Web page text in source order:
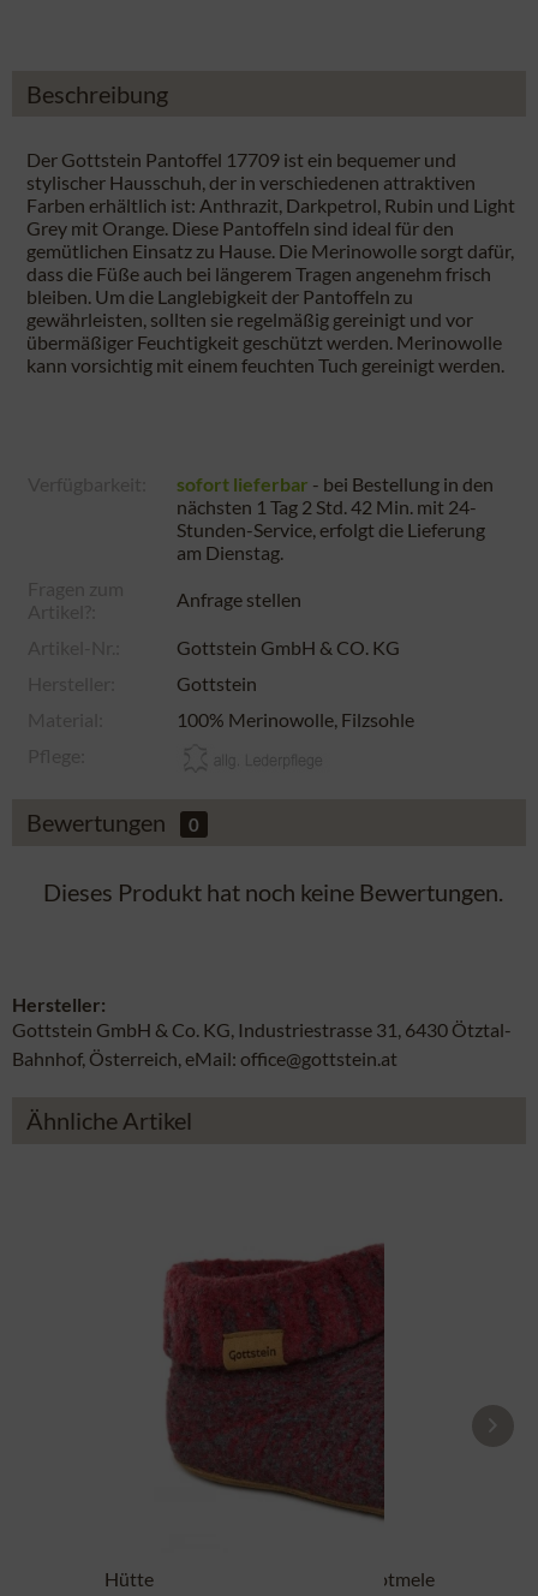
Beschreibung
Der Gottstein Pantoffel 17709 ist ein bequemer und
stylischer Hausschuh, der in verschiedenen attraktiven
Farben erhältlich ist: Anthrazit, Darkpetrol, Rubin und Light
Grey mit Orange. Diese Pantoffeln sind ideal für den
gemütlichen Einsatz zu Hause. Die Merinowolle sorgt dafür,
dass die Füße auch bei längerem Tragen angenehm frisch
bleiben. Um die Langlebigkeit der Pantoffeln zu
gewährleisten, sollten sie regelmäßig gereinigt und vor
übermäßiger Feuchtigkeit geschützt werden. Merinowolle
kann vorsichtig mit einem feuchten Tuch gereinigt werden.
sofort lieferbar - bei Bestellung in den
nächsten 1 Tag 2 Std. 42 Min. mit 24-
Stunden-Service, erfolgt die Lieferung
am Dienstag.
Anfrage stellen
Gottstein GmbH & CO. KG
Gottstein
100% Merinowolle, Filzsohle
Bewertungen 0
Dieses Produkt hat noch keine Bewertungen.
Hersteller:
Gottstein GmbH & Co. KG, Industriestrasse 31, 6430 Ötztal-
Bahnhof, Österreich, eMail: office@gottstein.at
Ähnliche Artikel
Hüttenschuh Boot 48700-4500 rotmele